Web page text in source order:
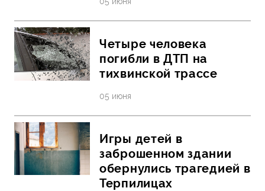
Четыре человека
погибли в ДТП на
тихвинской трассе
05 июня
Игры детей в
заброшенном здании
обернулись трагедией в
Терпилицах